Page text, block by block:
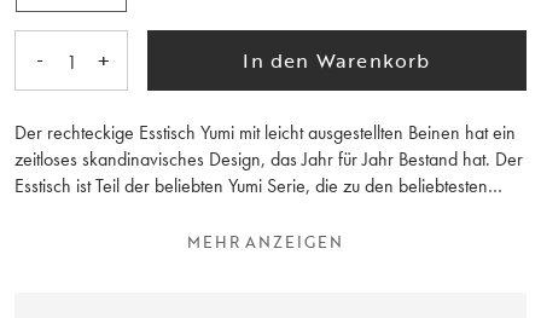
- 1 + In den Warenkorb
Der rechteckige Esstisch Yumi mit leicht ausgestellten Beinen hat ein
zeitloses skandinavisches Design, das Jahr für Jahr Bestand hat. Der
Esstisch ist Teil der beliebten Yumi Serie, die zu den beliebtesten
lackiertem Eichenfurnier gefertigt. Der Esstisch kann mit bis zu zwei
MEHR ANZEIGEN